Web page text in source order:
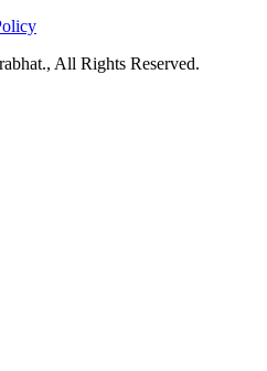
All Rights Reserved.